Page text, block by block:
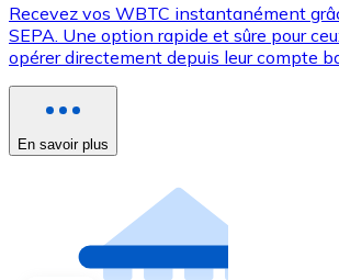
Recevez vos WBTC instantanément
SEPA. Une option rapide et sûre pour
opérer directement depuis leur compte
En savoir plus